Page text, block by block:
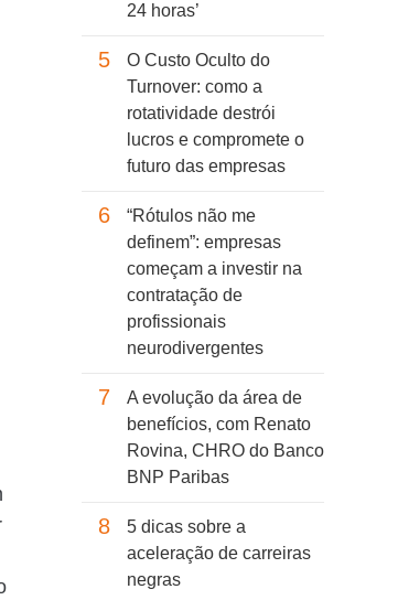
24 horas’
5
O Custo Oculto do
Turnover: como a
rotatividade destrói
lucros e compromete o
futuro das empresas
6
“Rótulos não me
definem”: empresas
começam a investir na
contratação de
profissionais
neurodivergentes
7
A evolução da área de
benefícios, com Renato
Rovina, CHRO do Banco
BNP Paribas
8
5 dicas sobre a
aceleração de carreiras
negras